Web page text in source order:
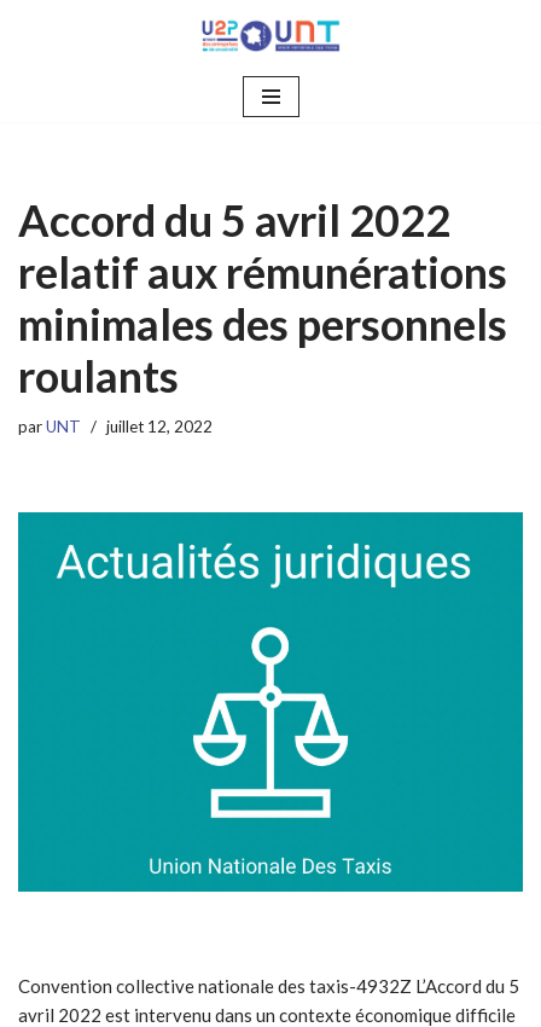
Accord du 5 avril 2022
relatif aux rémunérations
minimales des personnels
roulants
parUNT juillet 12, 2022
Convention collective nationale des taxis-4932Z L’Accord du 5
avril 2022 est intervenu dans un contexte économique difficile